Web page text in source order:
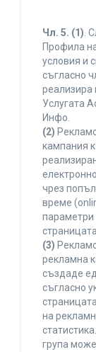
Чл. 5. (1).
Профила
условия и
съгласно
реализира
Услугата
Инфо.
(2)
кампания
чрез
време
параметри
(3)
рекламна
създаде
съгласно
на
група